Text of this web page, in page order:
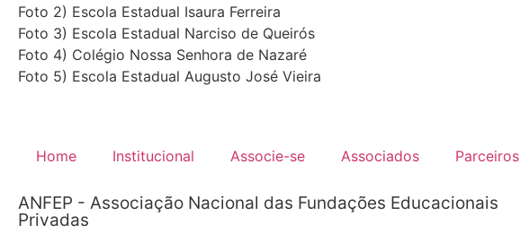
Foto 2) Escola Estadual Isaura Ferreira
Foto 3) Escola Estadual Narciso de Queirós
Foto 4) Colégio Nossa Senhora de Nazaré
Foto 5) Escola Estadual Augusto José Vieira
Home Institucional Associe-se Associados Parceiros
ANFEP - Associação Nacional das Fundações Educacionais
Privadas